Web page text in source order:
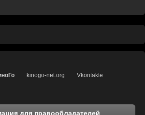
kinogo-net.org Vkontakte
для правообладателей